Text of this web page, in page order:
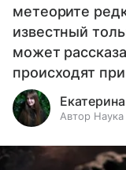
метеорите
известный
может
происходят
Автор Наука